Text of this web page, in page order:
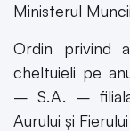
Ministerul
Ordin privind
cheltuieli pe
– S.A. – filiala
Aurului și